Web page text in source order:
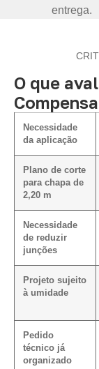
entrega.
O que
Necessidade
da aplicação
Plano de corte
para chapa de
2,20 m
Necessidade
de reduzir
junções
Projeto sujeito
à umidade
Pedido
técnico já
organizado